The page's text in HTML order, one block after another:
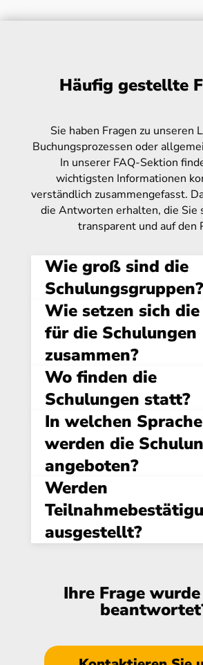
Häufig gestellte
Sie haben Fragen zu unseren
Buchungsprozessen oder
In unserer FAQ-Sektion
wichtigsten Informationen
verständlich zusammengefasst.
die Antworten erhalten, die Sie
transparent und auf den
Wie groß sind die
Schulungsgruppen?
von maximal 15 Teilnehmern
bei uns nicht.
Über uns
Wie setzen sich
für die Schulungen
zusammen?
Dauer,
(Online/Präsenz) und
Anforderungen
Wo finden die
Schulungen statt?
sowohl online als auch in Präsenz
Gestaltung durch unsere
In welchen
werden die
angeboten?
Deutsch
in Englisch oder
Sprachen
Werden
ausgestellt?
Ihre Frage